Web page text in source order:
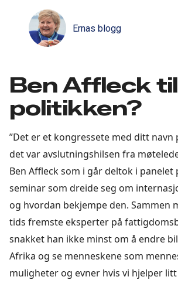
Ernas blogg
Ben Affleck til
politikken?
”Det er et kongressete med ditt navn
det var avslutningshilsen fra
Ben Affleck som i går deltok i panelet
seminar som dreide seg om
og hvordan bekjempe den. Sammen
tids fremste eksperter på
snakket han ikke minst om å endre
Afrika og se menneskene som
muligheter og evner hvis vi hjelper